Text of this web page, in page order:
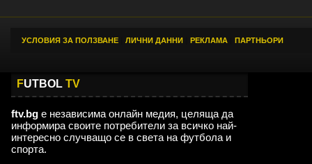
УСЛОВИЯ ЗА ПОЛЗВАНЕ ЛИЧНИ ДАННИ РЕКЛАМА ПАРТНЬОРИ
FUTBOL TV
ftv.bg е независима онлайн медия, целяща да
информира своите потребители за всичко най-
интересно случващо се в света на футбола и
спорта.